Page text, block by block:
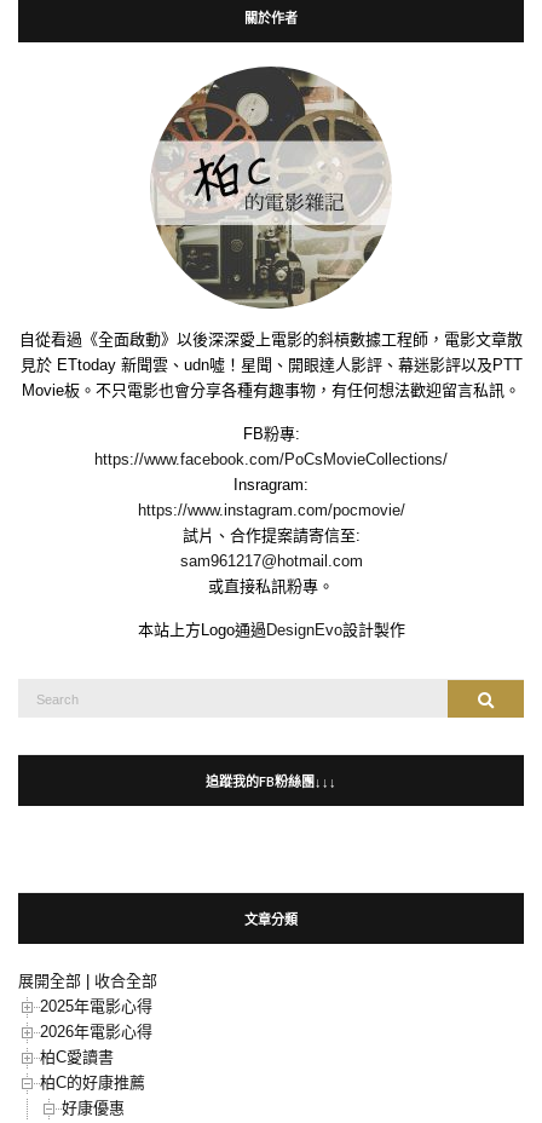
關於作者
自從看過《全面啟動》以後深深愛上電影的斜槓數據工程師，電影文章散
見於 ETtoday 新聞雲、udn噓！星聞、開眼達人影評、幕迷影評以及PTT
Movie板。不只電影也會分享各種有趣事物，有任何想法歡迎留言私訊。
FB粉專:
https://www.facebook.com/PoCsMovieCollections/
Insragram:
https://www.instagram.com/pocmovie/
試片、合作提案請寄信至:
sam961217@hotmail.com
或直接私訊粉專。
本站上方Logo通過 DesignEvo設計製作
Search
Search
追蹤我的FB粉絲團↓↓↓
文章分類
展開全部
收合全部
2025年電影心得
2026年電影心得
柏C愛讀書
柏C的好康推薦
好康優惠